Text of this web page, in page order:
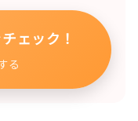
ェック！
る